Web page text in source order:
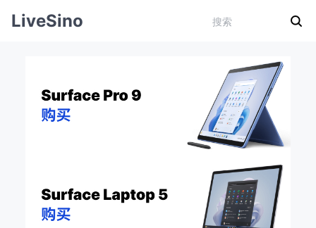
LiveSino